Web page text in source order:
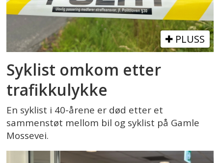
PLUSS
Syklist omkom etter
trafikkulykke
En syklist i 40-årene er død etter et
sammenstøt mellom bil og syklist på Gamle
Mossevei.